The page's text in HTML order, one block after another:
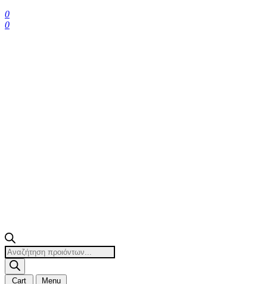
0
0
Products
search
Cart
Menu